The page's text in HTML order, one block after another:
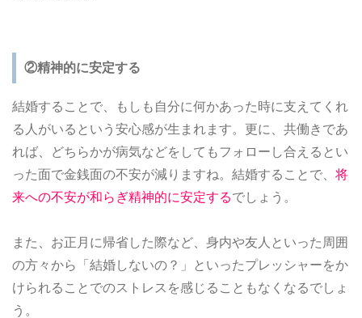
②精神的に安定する
結婚することで、もしも自分に何かあった時に支えてくれ
る人がいるという安心感が生まれます。更に、共働きであ
れば、どちらかが病気などをしてもフォローし合えるとい
った面で金銭面の不安が減りますね。結婚することで、 将
来への不安が和らぎ精神的に安定するでしょう。
また、お正月に帰省した際など、身内や友人といった周囲
の方々から「結婚しないの？」といったプレッシャーをか
けられることでのストレスを感じることもなくなるでしょ
う。